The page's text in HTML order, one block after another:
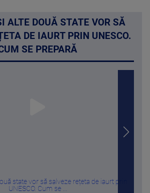
ALTE DOUĂ STATE VOR SĂ
DE IAURT PRIN UNESCO.
SE PREPARĂ
state vor să salveze rețeta de iaurt prin
UNESCO. Cum se ...